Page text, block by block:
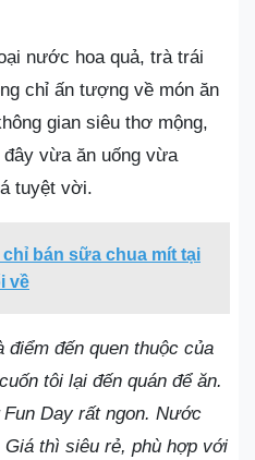
nước hoa quả, trà trái
chỉ ấn tượng về món ăn
gian siêu thơ mộng,
vừa ăn uống vừa
tuyệt vời.
chỉ bán sữa chua mít tại
về
đến quen thuộc của
tôi lại đến quán để ăn.
Day rất ngon. Nước
thì siêu rẻ, phù hợp với